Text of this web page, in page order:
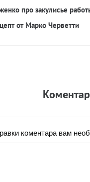
про закулисье
от Марко Черветти
коментара вам